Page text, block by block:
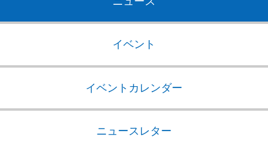
イベント
イベントカレンダー
ニュースレター